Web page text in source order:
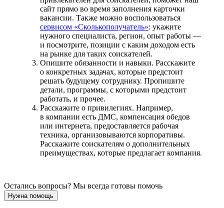
сайт прямо во время заполнения карточки
вакансии. Также можно воспользоваться
сервисом «Сколькополучатель»: укажите
нужного специалиста, регион, опыт работы —
и посмотрите, позиции с каким доходом есть
на рынке для таких соискателей.
Опишите обязанности и навыки. Расскажите
о конкретных задачах, которые предстоит
решать будущему сотруднику. Пропишите
детали, программы, с которыми предстоит
работать, и прочее.
Расскажите о привилегиях. Например,
в компании есть ДМС, компенсация обедов
или интернета, предоставляется рабочая
техника, организовываются корпоративы.
Расскажите соискателям о дополнительных
преимуществах, которые предлагает компания.
Остались вопросы? Мы всегда готовы помочь
Нужна помощь